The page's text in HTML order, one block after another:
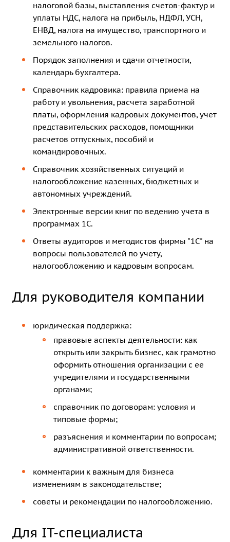
налоговой базы, выставления счетов-фактур и
уплаты НДС, налога на прибыль, НДФЛ, УСН,
ЕНВД, налога на имущество, транспортного и
земельного налогов.
Порядок заполнения и сдачи отчетности,
календарь бухгалтера.
Справочник кадровика: правила приема на
работу и увольнения, расчета заработной
платы, оформления кадровых документов, учет
представительских расходов, помощники
расчетов отпускных, пособий и
командировочных.
Справочник хозяйственных ситуаций и
налогообложение казенных, бюджетных и
автономных учреждений.
Электронные версии книг по ведению учета в
программах 1С.
Ответы аудиторов и методистов фирмы "1С" на
вопросы пользователей по учету,
налогообложению и кадровым вопросам.
Для руководителя компании
юридическая поддержка:
правовые аспекты деятельности: как
открыть или закрыть бизнес, как грамотно
оформить отношения организации с ее
учредителями и государственными
органами;
справочник по договорам: условия и
типовые формы;
разъяснения и комментарии по вопросам;
административной ответственности.
комментарии к важным для бизнеса
изменениям в законодательстве;
советы и рекомендации по налогообложению.
Для IT-специалиста